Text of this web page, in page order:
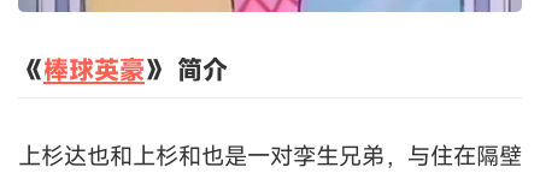
《棒球英豪》 简介
上杉达也和上杉和也是一对孪生兄弟，与住在隔壁